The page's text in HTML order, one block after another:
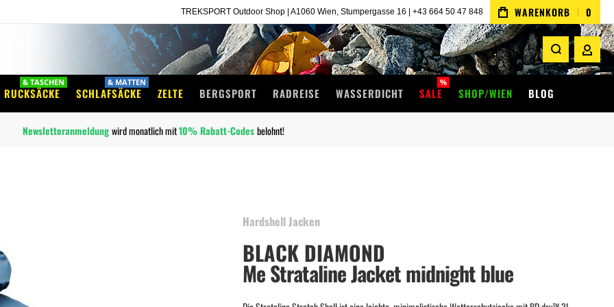
TREKSPORT Outdoor Shop | A1060 Wien, Stumpergasse 16 | +43 664 50 47 848 WARENKORB 0
MEIN
RUCKSÄCKE
& TASCHEN
SCHLAFSÄCKE
& MATTEN
ZELTE BERGSPORT RADREISE WASSERDICHT SALE
%
SHOP/WIEN BLOG
Newsletteranmeldungwird monatlich mit10%Rabatt-Codesbelohnt!
Hardshell Jacken
Me Strataline Jacket midnight blue
BLACK DIAMOND